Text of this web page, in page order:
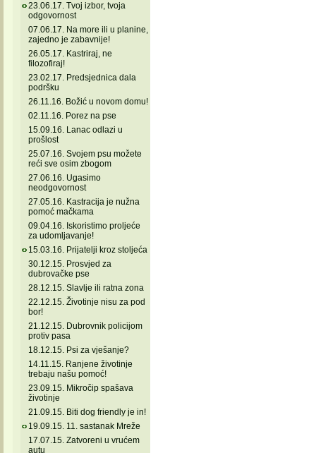
23.06.17. Tvoj izbor, tvoja
odgovornost
07.06.17. Na more ili u planine,
zajedno je zabavnije!
26.05.17. Kastriraj, ne
filozofiraj!
23.02.17. Predsjednica dala
podršku
26.11.16. Božić u novom domu!
02.11.16. Porez na pse
15.09.16. Lanac odlazi u
prošlost
25.07.16. Svojem psu možete
reći sve osim zbogom
27.06.16. Ugasimo
neodgovornost
27.05.16. Kastracija je nužna
pomoć mačkama
09.04.16. Iskoristimo proljeće
za udomljavanje!
15.03.16. Prijatelji kroz stoljeća
30.12.15. Prosvjed za
dubrovačke pse
28.12.15. Slavlje ili ratna zona
22.12.15. Životinje nisu za pod
bor!
21.12.15. Dubrovnik policijom
protiv pasa
18.12.15. Psi za vješanje?
14.11.15. Ranjene životinje
trebaju našu pomoć!
23.09.15. Mikročip spašava
životinje
21.09.15. Biti dog friendly je in!
19.09.15. 11. sastanak Mreže
17.07.15. Zatvoreni u vrućem
autu